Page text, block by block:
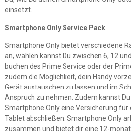
einsetzt.
Smartphone Only Service Pack
Smartphone Only bietet verschiedene
an, wählen kannst Du zwischen 6, 12
buchen des Prime Service oder der
zudem die Möglichkeit, dein Handy
Gerät austauschen zu lassen und im
Anspruch zu nehmen. Zudem kannst
Smartphone Only eine Versicherung
Tablet abschließen. Smartphone Only
zusammen und bietet dir eine 12-